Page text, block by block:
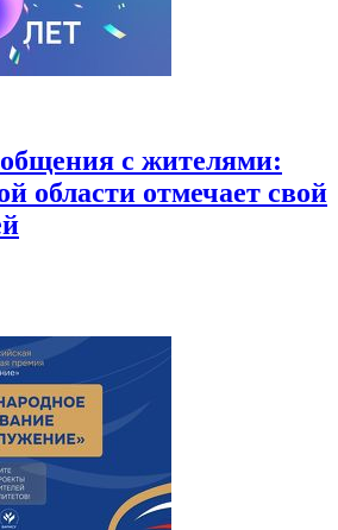
с жителями:
области отмечает свой